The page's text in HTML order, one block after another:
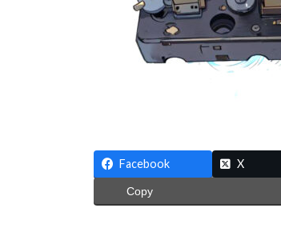
Facebook X
Copy